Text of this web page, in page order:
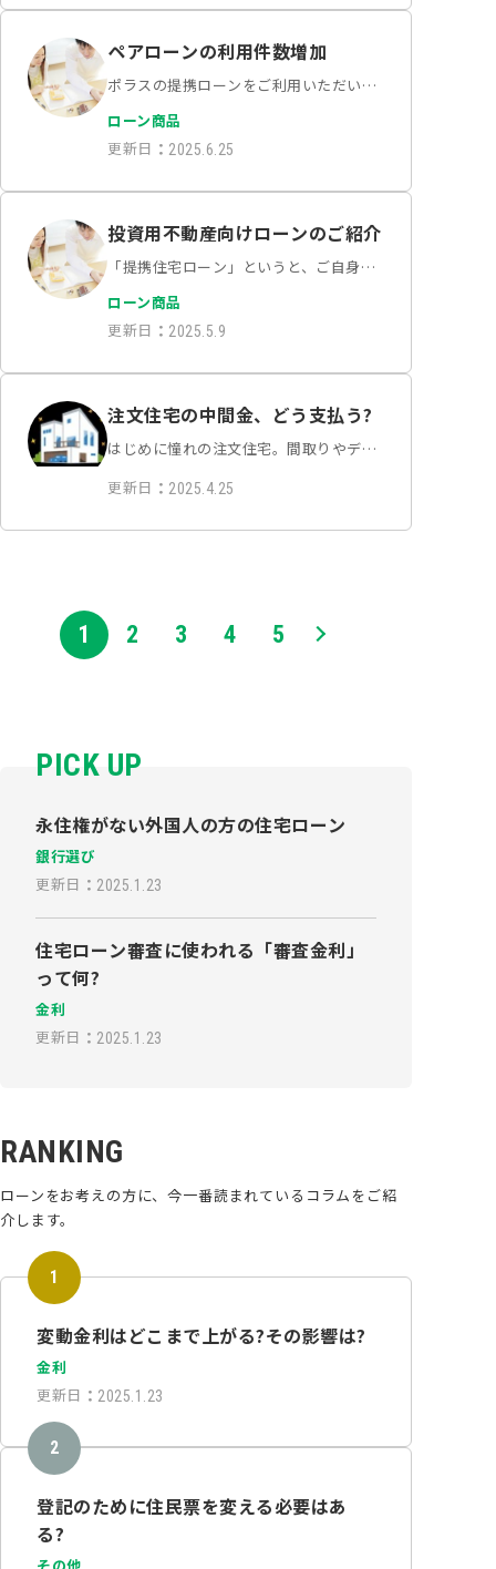
ースバックとリバースモーゲージを簡単
に比較し、それぞれの…
ペアローンの利用件数増加
ポラスの提携ローンをご利用いただいて
いるお客様では、ペアローンでお申し込
みされる方が増加傾向にあります。マイ
の一つです。かつては夫の収入を基に住
宅ローンを組むのが一…
ローン商品
更新日 ： 2025.6.25
投資用不動産向けローンのご紹介
「提携住宅ローン」というと、ご自身が
居住するためのローンを思い浮かべる方
が大半かと思いますが、ポラスグループ
まざまな用途に対応したローン商品の取
り扱いもございます。…
ローン商品
更新日 ： 2025.5.9
注文住宅の中間金、どう支払う?
はじめに憧れの注文住宅。間取りやデザ
インを自由に決められる魅力がある一方
伴います。特に、工事の途中で発生する
更新日 ： 2025.4.25
1 2 3 4 5
PICK UP
永住権がない外国人の方の住宅ローン
銀行選び
更新日 ： 2025.1.23
住宅ローン審査に使われる「審査金利」
って何?
金利
更新日 ： 2025.1.23
RANKING
ローンをお考えの方に、今一番読まれているコラムをご紹
介します。
変動金利はどこまで上がる?その影響は?
金利
更新日 ： 2025.1.23
登記のために住民票を変える必要はあ
る?